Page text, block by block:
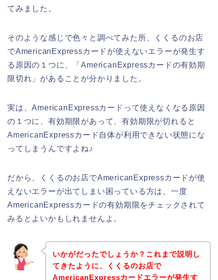
てみました。
そのような感じで色々と調べてみた所、くくるのお店
でAmericanExpressカードが使えないエラーが発生す
る原因の１つに、「AmericanExpressカードの有効期
限切れ」があることが分かりました。
実は、AmericanExpressカードって使えなくなる原因
の１つに、有効期限があって、有効期限が切れると
AmericanExpressカード自体が利用できない状態にな
ってしまうんですよね♪
だから、くくるのお店でAmericanExpressカードが使
えないエラーが出てしまい困っている方は、一度
AmericanExpressカードの有効期限をチェックされて
みるとよいかもしれませんよ。
いかがだったでしょうか？これまで説明し
てきたように、くくるのお店で
AmericanExpressカードエラーが発生す